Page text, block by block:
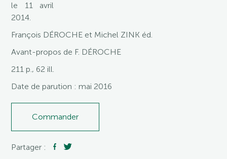
le 11 avril
2014.
François DÉROCHE et Michel ZINK éd.
Avant-propos de F. DÉROCHE
211 p., 62 ill.
Date de parution : mai 2016
Commander
Partager :